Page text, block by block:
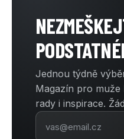
Jednou týdně
Magazín pro muže
rady i inspirace.